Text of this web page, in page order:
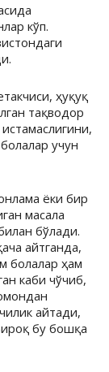
кўп.
ҳуқуқ
тақводор
учун
ёки бир
масала
бўлади.
айтганда,
болалар ҳам
каби чўчиб,
айтади,
бу бошқа